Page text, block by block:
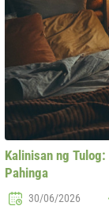
Kalinisan ng
Pahinga
30/06/2026